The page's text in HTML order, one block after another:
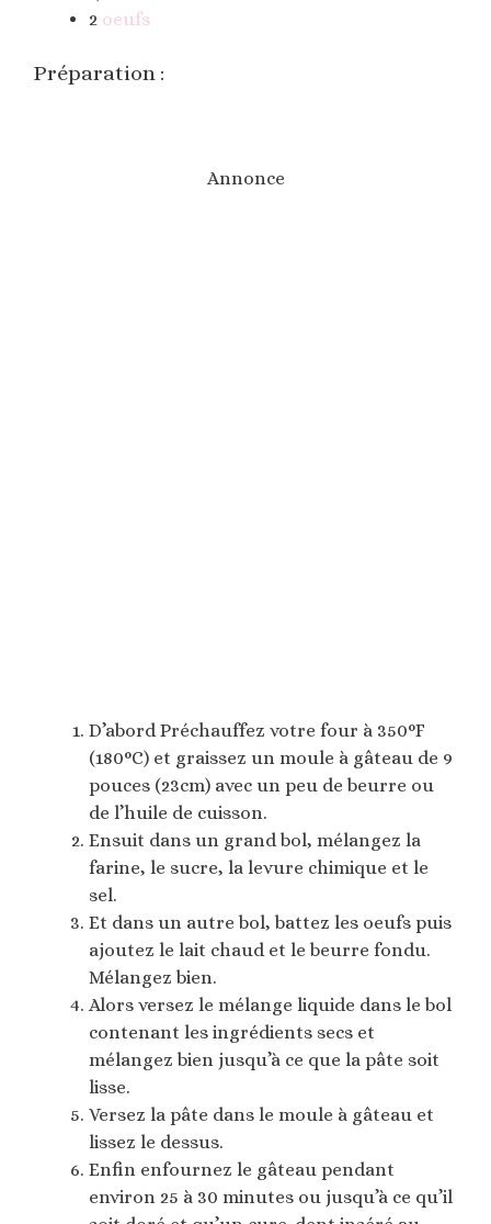
2 oeufs
Préparation :
Annonce
D’abord Préchauffez votre four à 350°F
(180°C) et graissez un moule à gâteau de 9
pouces (23cm) avec un peu de beurre ou
de l’huile de cuisson.
Ensuit dans un grand bol, mélangez la
farine, le sucre, la levure chimique et le
sel.
Et dans un autre bol, battez les oeufs puis
ajoutez le lait chaud et le beurre fondu.
Mélangez bien.
Alors versez le mélange liquide dans le bol
contenant les ingrédients secs et
mélangez bien jusqu’à ce que la pâte soit
lisse.
Versez la pâte dans le moule à gâteau et
lissez le dessus.
Enfin enfournez le gâteau pendant
environ 25 à 30 minutes ou jusqu’à ce qu’il